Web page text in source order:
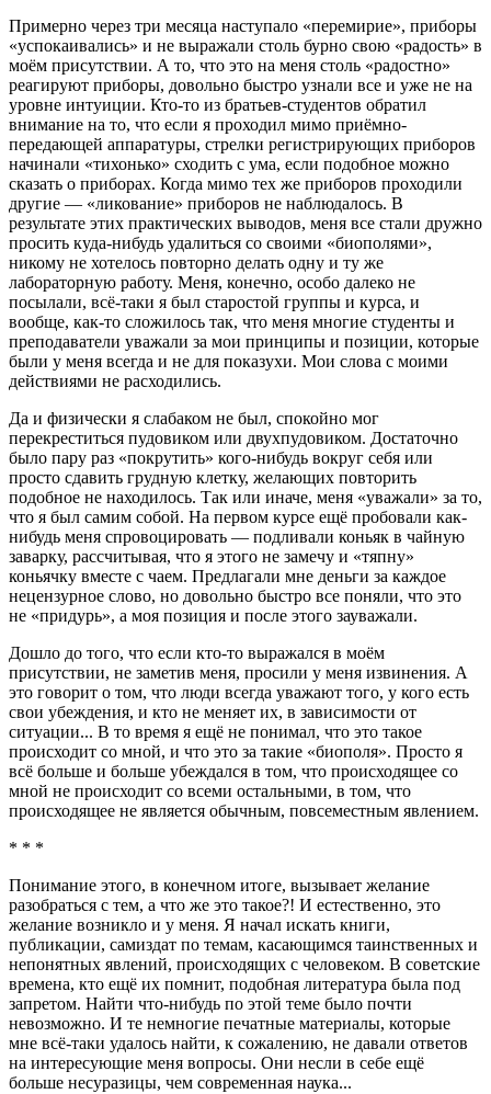
Примерно через три месяца наступало «перемирие», приборы
«успокаивались» и не выражали столь бурно свою «радость» в
моём присутствии. А то, что это на меня столь «радостно»
реагируют приборы, довольно быстро узнали все и уже не на
уровне интуиции. Кто-то из братьев-студентов обратил
внимание на то, что если я проходил мимо приёмно-
передающей аппаратуры, стрелки регистрирующих приборов
начинали «тихонько» сходить с ума, если подобное можно
сказать о приборах. Когда мимо тех же приборов проходили
другие — «ликование» приборов не наблюдалось. В
результате этих практических выводов, меня все стали дружно
просить куда-нибудь удалиться со своими «биополями»,
никому не хотелось повторно делать одну и ту же
лабораторную работу. Меня, конечно, особо далеко не
посылали, всё-таки я был старостой группы и курса, и
вообще, как-то сложилось так, что меня многие студенты и
преподаватели уважали за мои принципы и позиции, которые
были у меня всегда и не для показухи. Мои слова с моими
действиями не расходились.
Да и физически я слабаком не был, спокойно мог
перекреститься пудовиком или двухпудовиком. Достаточно
было пару раз «покрутить» кого-нибудь вокруг себя или
просто сдавить грудную клетку, желающих повторить
подобное не находилось. Так или иначе, меня «уважали» за то,
что я был самим собой. На первом курсе ещё пробовали как-
нибудь меня спровоцировать — подливали коньяк в чайную
заварку, рассчитывая, что я этого не замечу и «тяпну»
коньячку вместе с чаем. Предлагали мне деньги за каждое
нецензурное слово, но довольно быстро все поняли, что это
не «придурь», а моя позиция и после этого зауважали.
Дошло до того, что если кто-то выражался в моём
присутствии, не заметив меня, просили у меня извинения. А
это говорит о том, что люди всегда уважают того, у кого есть
свои убеждения, и кто не меняет их, в зависимости от
ситуации... В то время я ещё не понимал, что это такое
происходит со мной, и что это за такие «биополя». Просто я
всё больше и больше убеждался в том, что происходящее со
мной не происходит со всеми остальными, в том, что
происходящее не является обычным, повсеместным явлением.
* * *
Понимание этого, в конечном итоге, вызывает желание
разобраться с тем, а что же это такое?! И естественно, это
желание возникло и у меня. Я начал искать книги,
публикации, самиздат по темам, касающимся таинственных и
непонятных явлений, происходящих с человеком. В советские
времена, кто ещё их помнит, подобная литература была под
запретом. Найти что-нибудь по этой теме было почти
невозможно. И те немногие печатные материалы, которые
мне всё-таки удалось найти, к сожалению, не давали ответов
на интересующие меня вопросы. Они несли в себе ещё
больше несуразицы, чем современная наука...